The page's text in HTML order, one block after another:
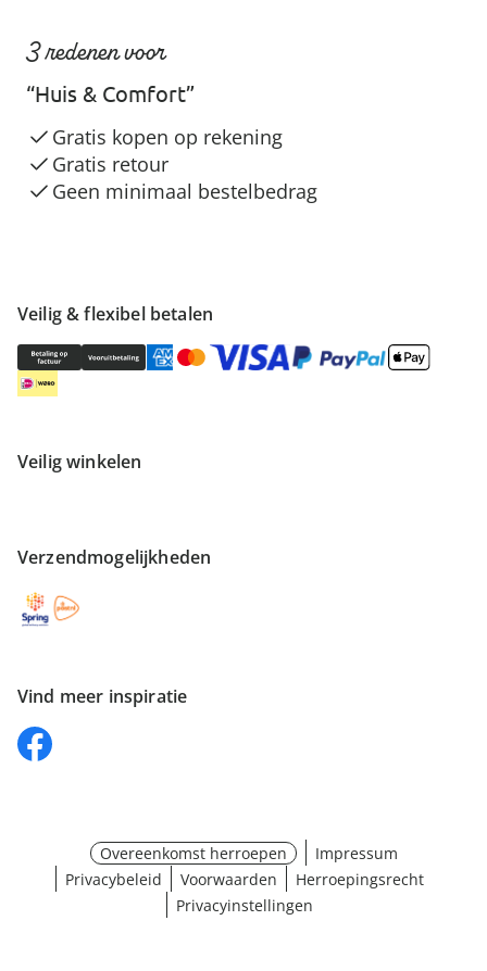
Veilig & flexibel betalen
Veilig winkelen
Verzendmogelijkheden
Vind meer inspiratie
3 redenen voor
“Huis & Comfort”
Gratis kopen op rekening
Gratis retour
Geen minimaal bestelbedrag
Overeenkomst herroepen
Impressum
Privacybeleid
Voorwaarden
Herroepingsrecht
Privacyinstellingen